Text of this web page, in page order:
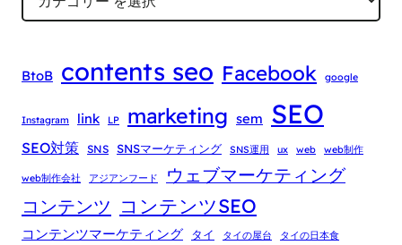
BtoB contents seo Facebook google
Instagram link LP marketing sem SEO
SEO対策 SNS SNSマーケティング SNS運用 ux web web制作
web制作会社 アジアンフード
ウェブマーケティング
コンテンツ コンテンツSEO
コンテンツマーケティング タイ タイの屋台 タイの日本食